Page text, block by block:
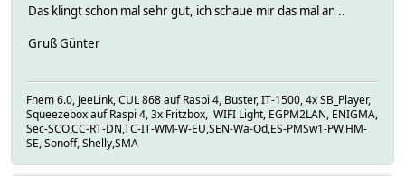
Das klingt schon mal sehr gut, ich schaue mir das mal an ..
Gruß Günter
Fhem 6.0, JeeLink, CUL 868 auf Raspi 4, Buster, IT-1500, 4x SB_Player,
Squeezebox auf Raspi 4, 3x Fritzbox, WIFI Light, EGPM2LAN, ENIGMA,
Sec-SCO,CC-RT-DN,TC-IT-WM-W-EU,SEN-Wa-Od,ES-PMSw1-PW,HM-
SE, Sonoff, Shelly,SMA